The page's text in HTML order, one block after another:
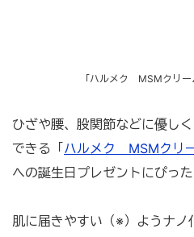
「ハルメク MSMクリー
ひざや腰、股関節などに優し
できる「ハルメク MSMクリ
への誕生日プレゼントにぴった
肌に届きやすい（※）ようナ